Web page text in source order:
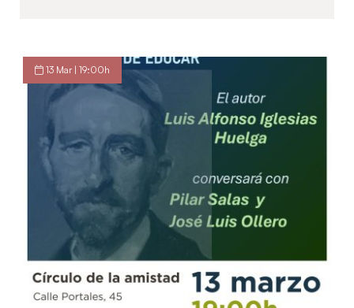
13 Mar | 19:00h